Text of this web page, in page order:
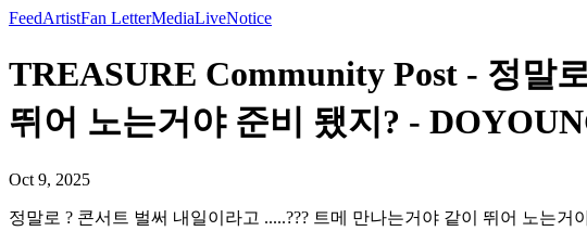
FeedArtistFan LetterMediaLiveNotice
TREASURE Community Post - 정말
뛰어 노는거야 준비 됐지? -
Oct 9, 2025
정말로 ? 콘서트 벌써 내일이라고 .....??? 트메 만나는거야 같이 뛰어 노는거